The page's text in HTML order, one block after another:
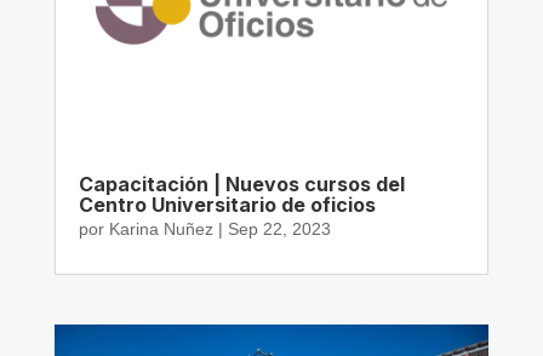
Capacitación | Nuevos cursos del
Centro Universitario de oficios
por Karina Nuñez| Sep 22, 2023